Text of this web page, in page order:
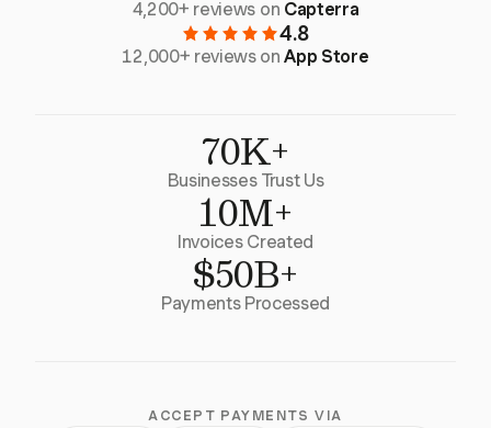
4,200+ reviews on Capterra
4.8
12,000+ reviews onApp Store
70K+
Businesses Trust Us
10M+
Invoices Created
$50B+
Payments Processed
ACCEPT PAYMENTS VIA